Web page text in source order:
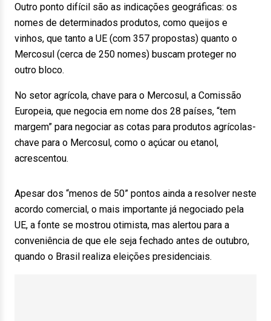
Outro ponto difícil são as indicações geográficas: os
nomes de determinados produtos, como queijos e
vinhos, que tanto a UE (com 357 propostas) quanto o
Mercosul (cerca de 250 nomes) buscam proteger no
outro bloco.
No setor agrícola, chave para o Mercosul, a Comissão
Europeia, que negocia em nome dos 28 países, “tem
margem” para negociar as cotas para produtos agrícolas-
chave para o Mercosul, como o açúcar ou etanol,
acrescentou.
Apesar dos “menos de 50” pontos ainda a resolver neste
acordo comercial, o mais importante já negociado pela
UE, a fonte se mostrou otimista, mas alertou para a
conveniência de que ele seja fechado antes de outubro,
quando o Brasil realiza eleições presidenciais.